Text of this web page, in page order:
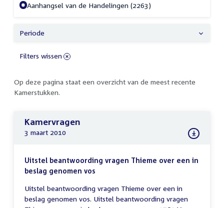
Op deze pagina staat een overzicht van de meest recente
Kamerstukken.
Kamervragen
3 maart 2010
Uitstel beantwoording vragen Thieme over een in
beslag genomen vos
Uitstel beantwoording vragen Thieme over een in
beslag genomen vos. Uitstel beantwoording vragen
Aanhangsel van de Handelingen (2263)
Periode
Filters wissen